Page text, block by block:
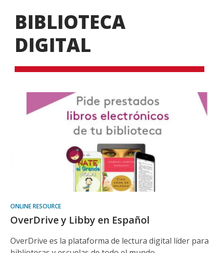
BIBLIOTECA
DIGITAL
ONLINE RESOURCE
OverDrive y Libby en Español
OverDrive es la plataforma de lectura digital líder para